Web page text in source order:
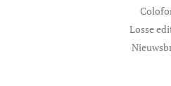
Losse